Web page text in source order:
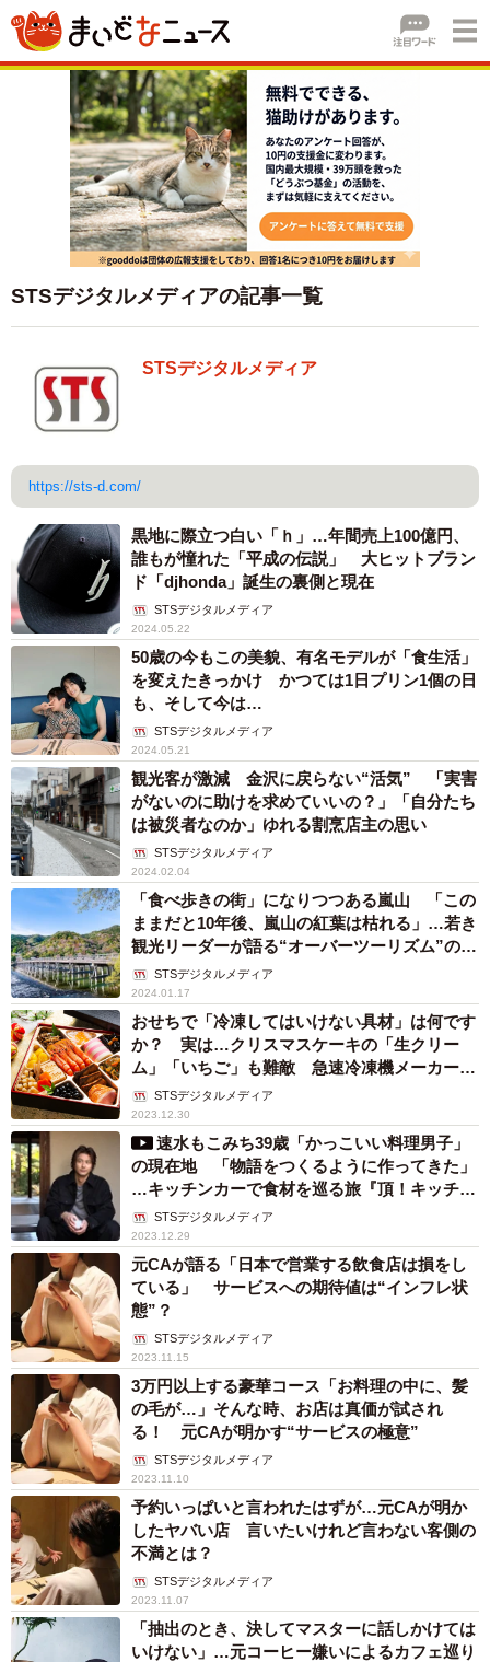
STSデジタルメディアの記事一覧
STSデジタルメディア
https://sts-d.com/
黒地に際立つ白い「ｈ」…年間売上100億円、
誰もが憧れた「平成の伝説」 大ヒットブラン
ド「djhonda」誕生の裏側と現在
STSデジタルメディア
2024.05.22
50歳の今もこの美貌、有名モデルが「食生活」
を変えたきっかけ かつては1日プリン1個の日
も、そして今は…
STSデジタルメディア
2024.05.21
観光客が激減 金沢に戻らない“活気” 「実害
がないのに助けを求めていいの？」「自分たち
は被災者なのか」ゆれる割烹店主の思い
STSデジタルメディア
2024.02.04
「食べ歩きの街」になりつつある嵐山 「この
ままだと10年後、嵐山の紅葉は枯れる」…若き
観光リーダーが語る“オーバーツーリズム”の実
情 STSデジタルメディア
2024.01.17
おせちで「冷凍してはいけない具材」は何です
か？ 実は…クリスマスケーキの「生クリー
ム」「いちご」も難敵 急速冷凍機メーカーに
聞いた
STSデジタルメディア
2023.12.30
速水もこみち39歳「かっこいい料理男子」
の現在地 「物語をつくるように作ってきた」
…キッチンカーで食材を巡る旅『頂！キッチ
ン』で見せた料理哲学
STSデジタルメディア
2023.12.29
元CAが語る「日本で営業する飲食店は損をし
ている」 サービスへの期待値は“インフレ状
態”？
STSデジタルメディア
2023.11.15
3万円以上する豪華コース「お料理の中に、髪
の毛が…」そんな時、お店は真価が試され
る！ 元CAが明かす“サービスの極意”
STSデジタルメディア
2023.11.10
予約いっぱいと言われたはずが…元CAが明か
したヤバい店 言いたいけれど言わない客側の
不満とは？
STSデジタルメディア
2023.11.07
「抽出のとき、決してマスターに話しかけては
いけない」…元コーヒー嫌いによるカフェ巡り